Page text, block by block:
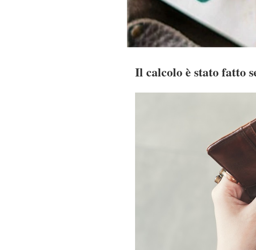
Il calcolo è stato fatto